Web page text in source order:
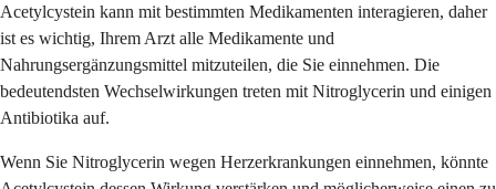
Acetylcystein kann mit bestimmten Medikamenten interagieren, daher
ist es wichtig, Ihrem Arzt alle Medikamente und
Nahrungsergänzungsmittel mitzuteilen, die Sie einnehmen. Die
bedeutendsten Wechselwirkungen treten mit Nitroglycerin und einigen
Antibiotika auf.
Wenn Sie Nitroglycerin wegen Herzerkrankungen einnehmen, könnte